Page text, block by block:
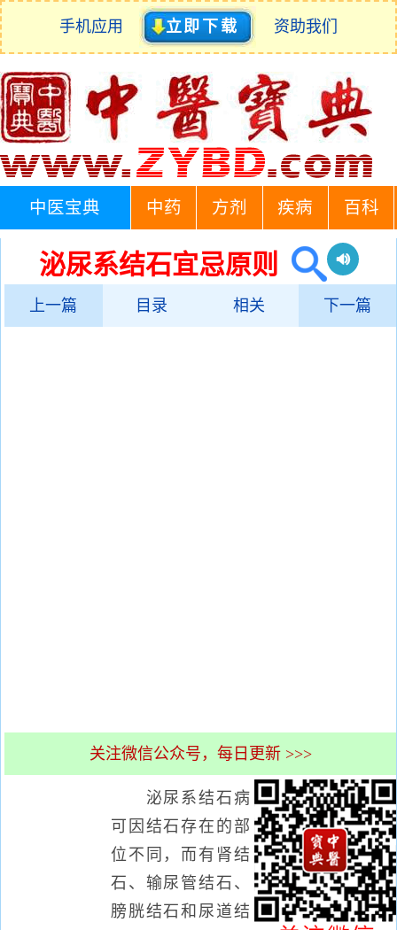
手机应用 立即下载 资助我们
中医宝典 中药 方剂 疾病 百科
泌尿系结石宜忌原则
上一篇 目录 相关 下一篇
关注微信公众号，每日更新 >>>
泌尿系结石病
可因结石存在的部
位不同，而有肾结
石、输尿管结石、
膀胱结石和尿道结